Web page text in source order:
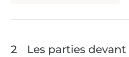
2 Les parties